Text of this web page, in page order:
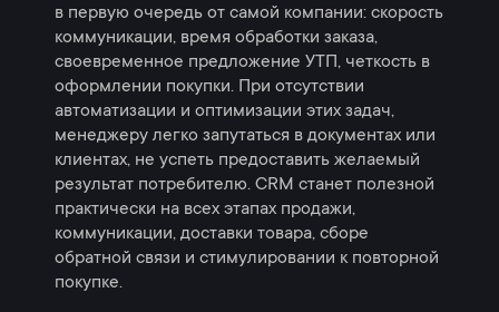
в первую очередь от самой компании: скорость
коммуникации, время обработки заказа,
своевременное предложение УТП, четкость в
оформлении покупки. При отсутствии
автоматизации и оптимизации этих задач,
менеджеру легко запутаться в документах или
клиентах, не успеть предоставить желаемый
результат потребителю. CRM станет полезной
практически на всех этапах продажи,
коммуникации, доставки товара, сборе
обратной связи и стимулировании к повторной
покупке.